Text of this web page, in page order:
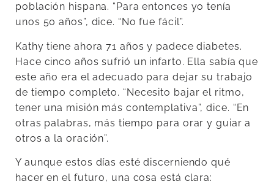
población hispana. “Para entonces yo tenía
unos 50 años”, dice. “No fue fácil”.
Kathy tiene ahora 71 años y padece diabetes.
Hace cinco años sufrió un infarto. Ella sabía que
este año era el adecuado para dejar su trabajo
de tiempo completo. “Necesito bajar el ritmo,
tener una misión más contemplativa”, dice. “En
otras palabras, más tiempo para orar y guiar a
otros a la oración”.
Y aunque estos días esté discerniendo qué
hacer en el futuro, una cosa está clara: